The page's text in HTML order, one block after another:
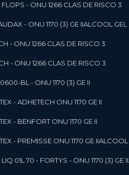
FLOPS - ONU 1266 CLAS DE RISCO 3
- ONU 1170 (3) GE II ALCOOL
- ONU 1266 CLAS DE RISCO 3
- ONU 1266 CLAS DE RISCO 3
BL - ONU 1170 (3) GE II
- ADHETECH ONU 1170 GE II
- BENFORT ONU 1170 GE II
- PREMISSE ONU 1170 GE II
LIQ 01L 70 - FORTYS - ONU 1170 (3) GE II